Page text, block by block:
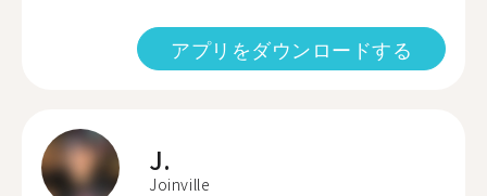
アプリをダウンロードする
J.
Joinville